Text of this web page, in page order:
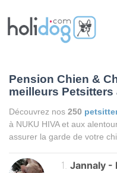
Pension Chien &
meilleurs Petsitters
Découvrez nos 250
à NUKU HIVA et aux
assurer la garde de votre
1. Jannaly -